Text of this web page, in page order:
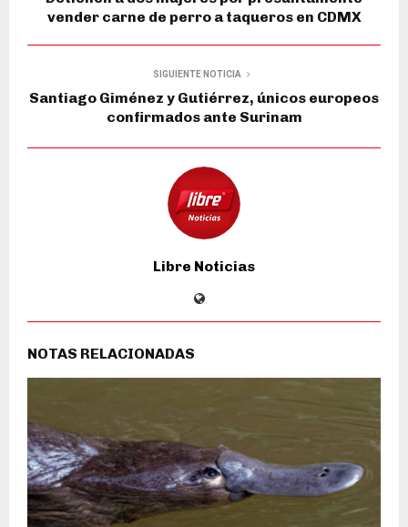
vender carne de perro a taqueros en CDMX
SIGUIENTE NOTICIA
Santiago Giménez y Gutiérrez, únicos europeos
confirmados ante Surinam
Libre Noticias
NOTAS RELACIONADAS